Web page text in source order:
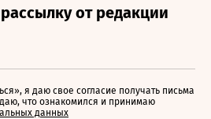
я даю свое согласие получать письма
что ознакомился и принимаю
данных